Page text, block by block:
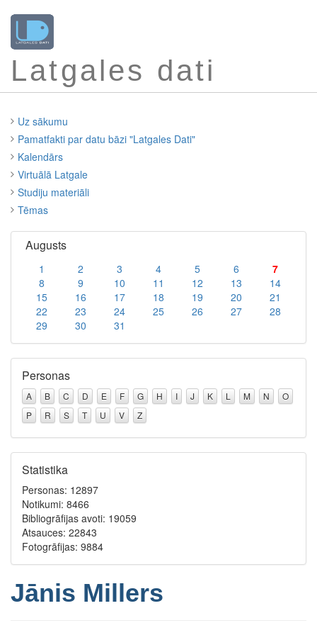
Latgales dati
Uz sākumu
Pamatfakti par datu bāzi "Latgales Dati"
Kalendārs
Virtuālā Latgale
Studiju materiāli
Tēmas
Augusts
1 2 3 4 5 6
7
8
9 10 11 12 13
14
15
16 17 18 19 20
21
22
23 24 25 26 27
28
29
30 31
Personas
A B C D E F G H I J K L M N
O
P
R S T U V Z
Statistika
Personas: 12897
Notikumi: 8466
Bibliogrāfijas avoti: 19059
Atsauces: 22843
Fotogrāfijas: 9884
Jānis Millers